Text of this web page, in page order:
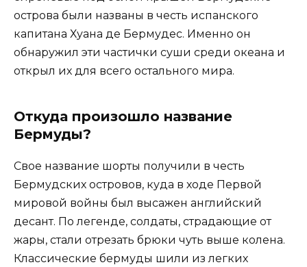
острова были названы в честь испанского
капитана Хуана де Бермудес. Именно он
обнаружил эти частички суши среди океана и
открыл их для всего остального мира.
Откуда произошло название
Бермуды?
Свое название шорты получили в честь
Бермудских островов, куда в ходе Первой
мировой войны был высажен английский
десант. По легенде, солдаты, страдающие от
жары, стали отрезать брюки чуть выше колена.
Классические бермуды шили из легких